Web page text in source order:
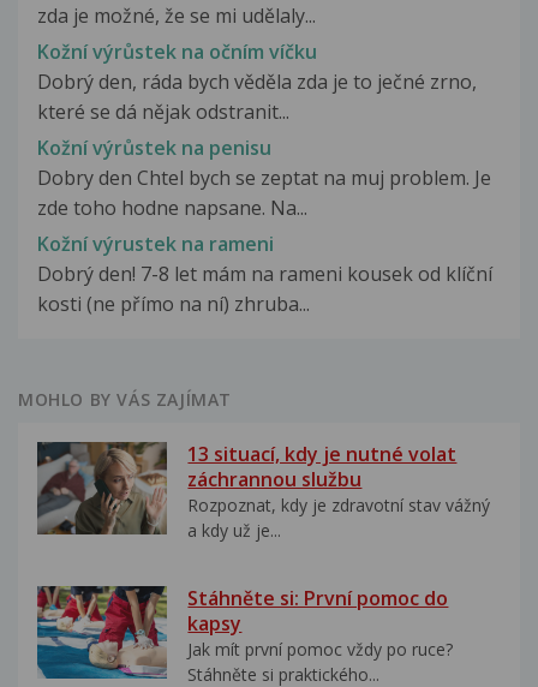
zda je možné, že se mi udělaly...
Kožní výrůstek na očním víčku
Dobrý den, ráda bych věděla zda je to ječné zrno,
které se dá nějak odstranit...
Kožní výrůstek na penisu
Dobry den Chtel bych se zeptat na muj problem. Je
zde toho hodne napsane. Na...
Kožní výrustek na rameni
Dobrý den! 7-8 let mám na rameni kousek od klíční
kosti (ne přímo na ní) zhruba...
MOHLO BY VÁS ZAJÍMAT
13 situací, kdy je nutné volat
záchrannou službu
Rozpoznat, kdy je zdravotní stav vážný
a kdy už je...
Stáhněte si: První pomoc do
kapsy
Jak mít první pomoc vždy po ruce?
Stáhněte si praktického...